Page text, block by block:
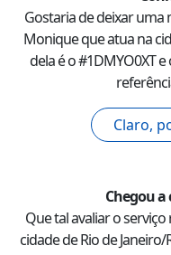
Gostaria de deixar
Moniqueque atua na
dela é o #1DMYO0XTe
Claro,
Chegou
Que tal avaliar o
cidade deRio de Janeiro/